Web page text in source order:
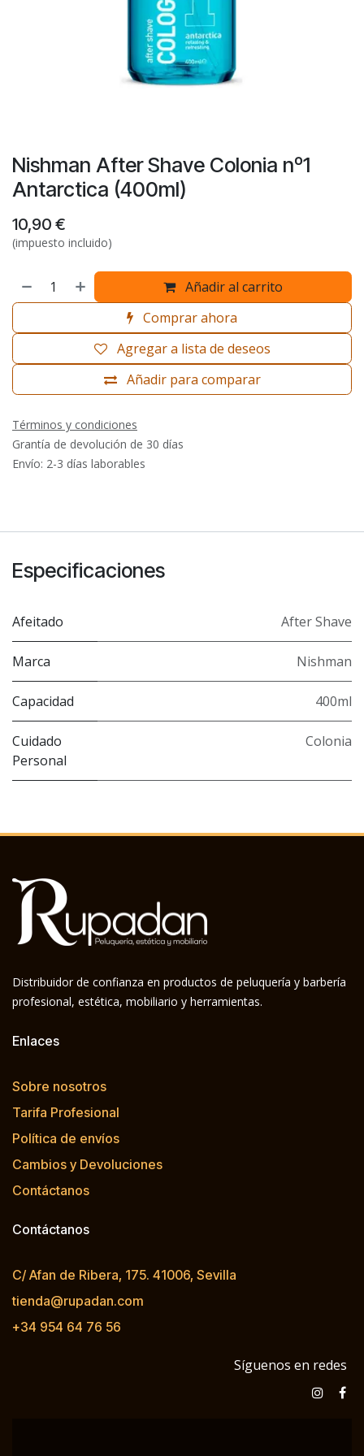
Nishman After Shave Colonia nº1
Antarctica (400ml)
10,90 €
(impuesto incluido)
Añadir al carrito
Comprar ahora
Añadir para comparar
Agregar a lista de deseos
Términos y condiciones
Grantía de devolución de 30 días
Envío: 2-3 días laborables
Especificaciones
Afeitado After Shave
Marca Nishman
Capacidad 400ml
Cuidado
Personal
Colonia
Distribuidor de confianza en productos de peluquería y barbería
profesional, estética, mobiliario y herramientas.
Enlaces
Sobre nosotros
Tarifa Profesional
Política de envíos
Cambios y Devoluciones
Contáctanos
Contáctanos
C/ Afan de Ribera, 175. 41006, Sevilla
tienda@rupadan.com
+34 954 64 76 56
Síguenos en redes